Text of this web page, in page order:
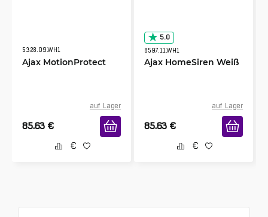
5328.09.WH1
Ajax MotionProtect
auf Lager
85.63 €
5.0
8597.11.WH1
Ajax HomeSiren Weiß
auf Lager
85.63 €